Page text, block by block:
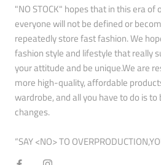
"NO STOCK" hopes that in this era
everyone will not be defined or
repeatedly store fast fashion. We
fashion style and lifestyle that really
your attitude and be unique.We are
more high-quality, affordable
wardrobe, and all you have to do is
changes.
“SAY <NO> TO